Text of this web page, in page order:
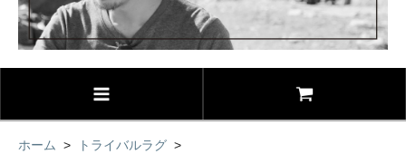
ホーム > トライバルラグ >